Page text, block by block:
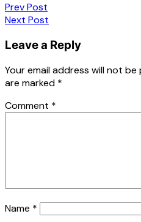
Prev Post
Next Post
Leave a Reply
Your email address will not be
are marked *
Comment *
Name *